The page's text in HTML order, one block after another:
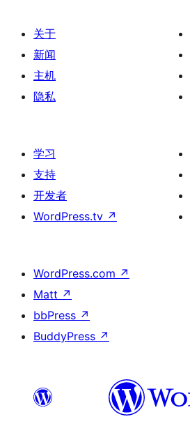
关于
新闻
主机
隐私
学习
支持
开发者
WordPress.tv ↗
WordPress.com ↗
Matt ↗
bbPress ↗
BuddyPress ↗